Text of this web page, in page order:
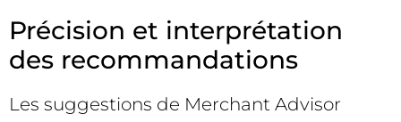
Précision et interprétation
des recommandations
Les suggestions de Merchant Advisor